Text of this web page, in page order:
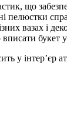
що
пелюстки
вазах і
букет
інтер’єр